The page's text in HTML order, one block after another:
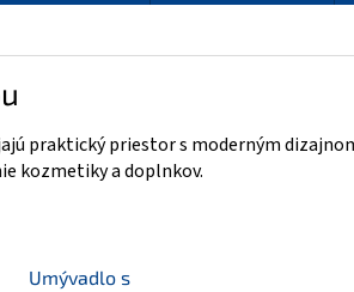
praktický priestor s moderným
kozmetiky a doplnkov.
Umývadlo s